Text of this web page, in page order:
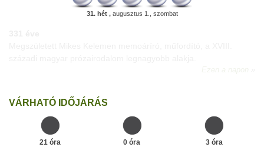
31. hét ,augusztus 1., szombat
VÁRHATÓ IDŐJÁRÁS
21 óra
0 óra
3 óra